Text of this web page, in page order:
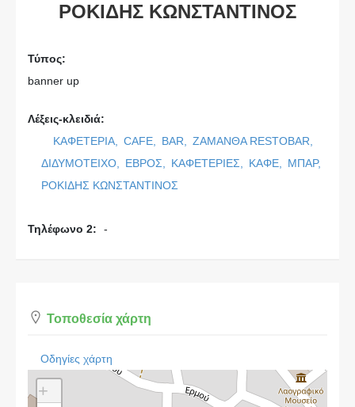
ΡΟΚΙΔΗΣ ΚΩΝΣΤΑΝΤΙΝΟΣ
Τύπος:
banner up
Λέξεις-κλειδιά:
ΚΑΦΕΤΕΡΙΑ,
CAFE, BAR,
ΖΑΜΑΝΘΑ RESTOBAR,
ΔΙΔΥΜΟΤΕΙΧΟ,
ΕΒΡΟΣ, ΚΑΦΕΤΕΡΙΕΣ, ΚΑΦΕ,
ΜΠΑΡ,
ΡΟΚΙΔΗΣ ΚΩΝΣΤΑΝΤΙΝΟΣ
Τηλέφωνο 2: -
Τοποθεσία χάρτη
Οδηγίες χάρτη
+